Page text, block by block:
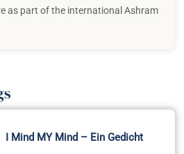
as part of the international Ashram
I Mind MY Mind – Ein Gedicht